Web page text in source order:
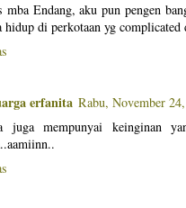
mba Endang, aku pun pengen
hidup di perkotaan yg complicated
erfanita Rabu, November
juga mempunyai keinginan